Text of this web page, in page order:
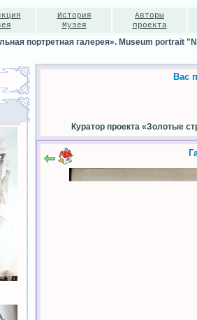
История
Музея
Авторы
проекта
портретная галерея». Museum portrait
Вас
Куратор проекта «Золотые